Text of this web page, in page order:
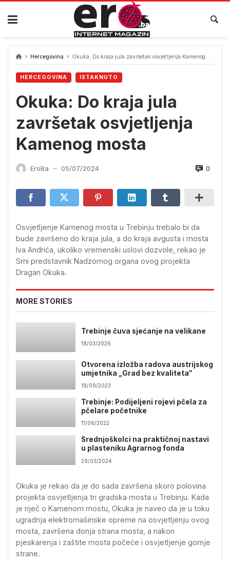
Skip
content
Hercegovina Okuka: Do kraja jula završetak osvjetljenja Kamenog mosta
HERCEGOVINA ISTAKNUTO
Okuka: Do kraja jula
završetak osvjetljenja
Kamenog mosta
EroBa — 05/07/2024 0
Osvjetljenje Kamenog mosta u Trebinju trebalo bi da
bude završeno do kraja jula, a do kraja avgusta i mosta
Iva Andrića, ukoliko vremenski uslovi dozvole, rekao je
Srni predstavnik Nadzornog organa ovog projekta
Dragan Okuka.
MORE STORIES
Trebinje čuva sjećanje na velikane
18/03/2026
Otvorena izložba radova austrijskog
umjetnika „Grad bez kvaliteta“
18/09/2023
Trebinje: Podijeljeni rojevi pčela za
pčelare početnike
11/06/2022
Srednjoškolci na praktičnoj nastavi
u plasteniku Agrarnog fonda
29/03/2024
Okuka je rekao da je do sada završena skoro polovina
projekta osvjetljenja tri gradska mosta u Trebinju. Kada
je riječ o Kamenom mostu, Okuka je naveo da je u toku
ugradnja elektromašinske opreme na osvjetljenju ovog
mosta, završena donja strana mosta, a nakon
pjeskarenja i zaštite mosta počeće i osvjetljenje gornje
strane.